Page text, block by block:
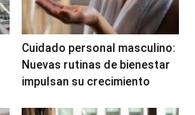
Cuidado personal masculino:
Nuevas rutinas de bienestar
impulsan su crecimiento